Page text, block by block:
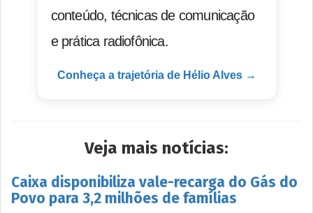
conteúdo, técnicas de comunicação
e prática radiofônica.
Conheça a trajetória de Hélio Alves →
Veja mais notícias:
Caixa disponibiliza vale-recarga do Gás do
Povo para 3,2 milhões de famílias